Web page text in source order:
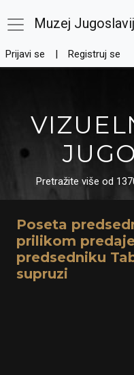
Muzej
Prijavi se Registruj se
Pretražite više od
Poseta
prilikom
predsedniku
supruzi